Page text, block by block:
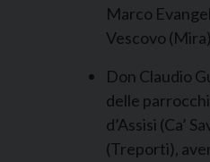
Marco
Vescovo
Don Claudio
delle
d’Assisi (Ca’
(Treporti),